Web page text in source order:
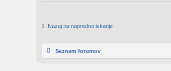
Nazaj na napredno iskanje
Seznam forumov